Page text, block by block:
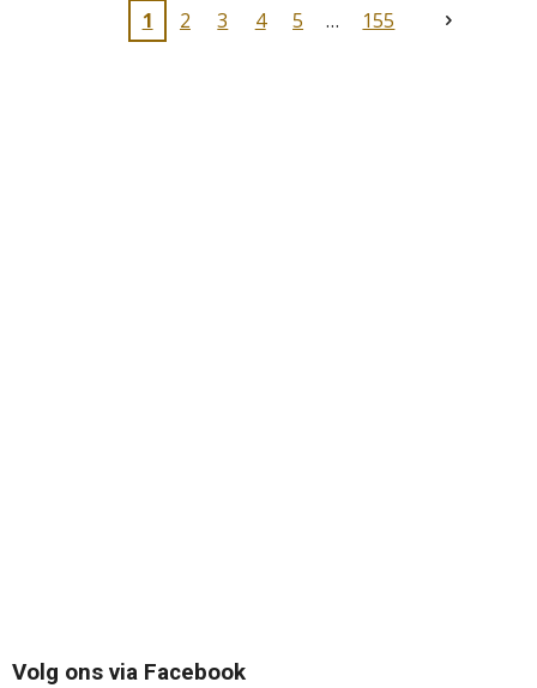
1
2 3 4 5 155
Volg ons via Facebook